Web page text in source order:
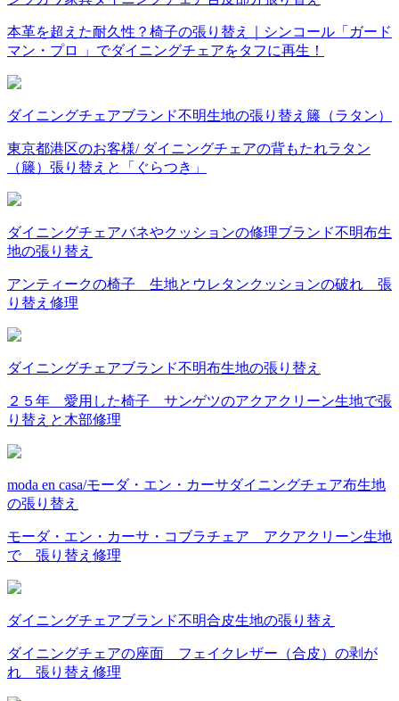
本革を超えた耐久性？椅子の張り替え｜シンコール「ガード
マン・プロ 」でダイニングチェアをタフに再生！
ダイニングチェアブランド不明生地の張り替え 籐（ラタン）
東京都港区のお客様/ ダイニングチェアの背もたれラタン
（籐）張り替えと「ぐらつき」
ダイニングチェアバネやクッションの修理ブランド不明布生
地の張り替え
アンティークの椅子 生地とウレタンクッションの破れ 張
り替え修理
ダイニングチェアブランド不明布生地の張り替え
２５年 愛用した椅子 サンゲツのアクアクリーン生地で張
り替えと木部修理
moda en casa/モーダ・エン・カーサダイニングチェア布生地
の張り替え
モーダ・エン・カーサ・コブラチェア アクアクリーン生地
で 張り替え修理
ダイニングチェアブランド不明合皮生地の張り替え
ダイニングチェアの座面 フェイクレザー（合皮）の剥が
れ 張り替え修理